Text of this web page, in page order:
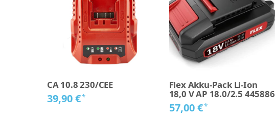
CA 10.8 230/CEE
39,90 €*
Flex Akku-Pack Li-Ion
18,0 V AP 18.0/2.5 445886
57,00 €*